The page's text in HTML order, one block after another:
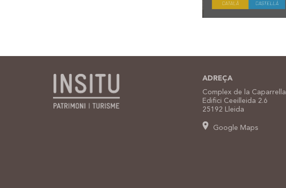
ADREÇA
Complex de la Caparrella
Edifici Ceeilleida 2.6
25192 Lleida
Google Maps